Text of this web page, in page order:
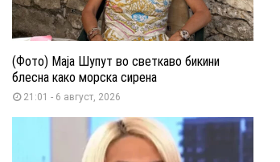
(Фото) Маја Шупут во светкаво бикини
блесна како морска сирена
21:01 - 6 август, 2026